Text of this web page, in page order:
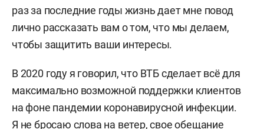
раз за последние годы жизнь дает мне повод
лично рассказать вам о том, что мы делаем,
чтобы защитить ваши интересы.
В 2020 году я говорил, что ВТБ сделает всё для
максимально возможной поддержки клиентов
на фоне пандемии коронавирусной инфекции.
Я не бросаю слова на ветер, свое обещание